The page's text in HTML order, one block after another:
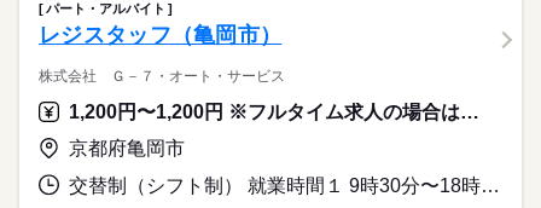
パート・アルバイト
レジスタッフ（亀岡市）
株式会社 Ｇ－７・オート・サービス
1,200円〜1,200円 ※フルタイム求人の場合は月額（換算額）、パート求人の場合は時間額を表示しています。
京都府亀岡市
交替制（シフト制） 就業時間１ 9時30分〜18時30分 又は 10時30分〜19時30分の時間の間の6時間以上 就業時間に関する特記事項 就業時間は店舗シフトによる